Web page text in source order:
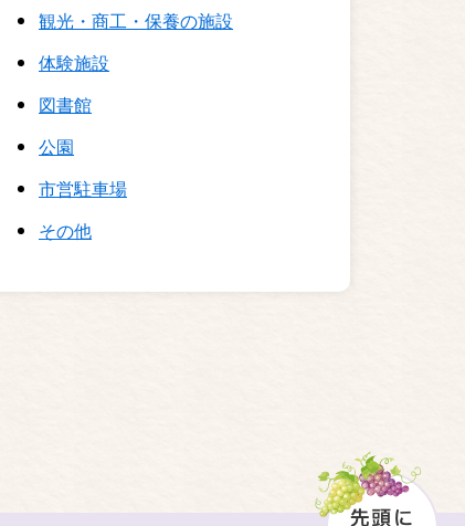
観光・商工・保養の施設
体験施設
図書館
公園
市営駐車場
その他